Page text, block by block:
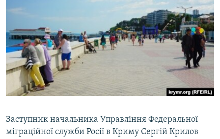
ДЕПОРТАЦІЯ
ВІДЕОУРОКИ «ELIFBE»
СВІДЧЕННЯ ОКУПАЦІЇ
УКРАЇНСЬКА ПРОБЛЕМА КРИМУ
ЯК ОБІЙТИ БЛОКУВАННЯ
Русский
Qırımtatar
Заступник начальника Управління Федеральної
міграційної служби Росії в Криму Сергій Крилов